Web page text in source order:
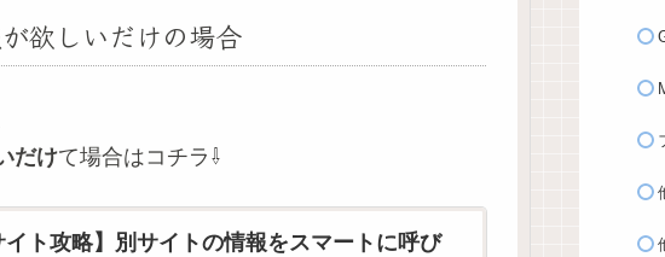
欲しいだけの場合
だけて場合はコチラ⇩
イト攻略】別サイトの情報をスマートに呼び